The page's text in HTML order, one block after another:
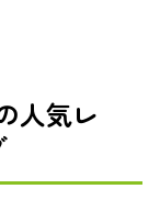
人気レ